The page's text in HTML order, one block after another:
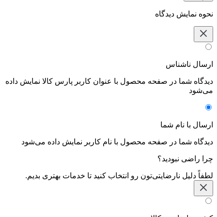
نحوه نمایش دیدگاه‌
ارسال ناشناس
دیدگاه شما در صفحه محصول با عنوان کاربر پارس کالا نمایش داده
می‌شود
ارسال با نام شما
دیدگاه شما در صفحه محصول با نام کاربر نمایش داده می‌شود
چرا راضی نبودید؟
لطفاً دلیل نارضایتی‌تون رو انتخاب کنید تا خدمات بهتری بدیم.